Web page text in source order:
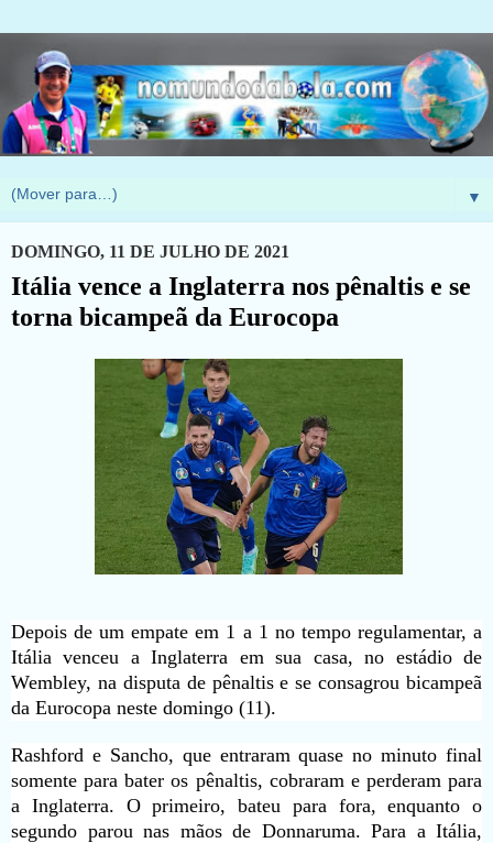
▼
DOMINGO, 11 DE JULHO DE 2021
Itália vence a Inglaterra nos pênaltis e se
torna bicampeã da Eurocopa
Depois de um empate em 1 a 1 no tempo regulamentar, a
Itália venceu a Inglaterra em sua casa, no estádio de
Wembley, na disputa de pênaltis e se consagrou bicampeã
da Eurocopa neste domingo (11).
Rashford e Sancho, que entraram quase no minuto final
somente para bater os pênaltis, cobraram e perderam para
a Inglaterra. O primeiro, bateu para fora, enquanto o
segundo parou nas mãos de Donnaruma. Para a Itália,